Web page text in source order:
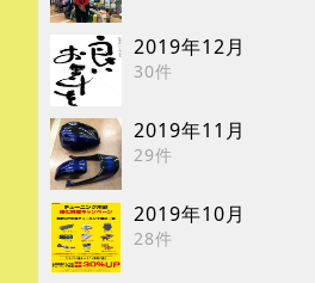
2019年12月
30件
2019年11月
29件
2019年10月
28件